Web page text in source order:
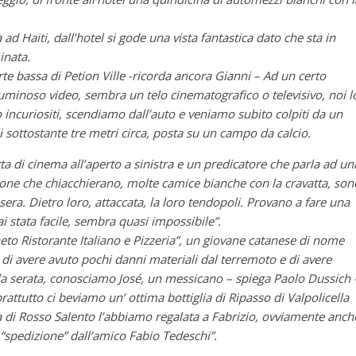
Haiti, dall’hotel si gode una vista fantastica dato che sta in
bassa di Petion Ville -ricorda ancora Gianni – Ad un certo
video, sembra un telo cinematografico o televisivo, noi
scendiamo dall’auto e veniamo subito colpiti da un
tre metri circa, posta su un campo da calcio.
di cinema all’aperto a sinistra e un predicatore che parla ad
che chiacchierano, molte camice bianche con la cravatta,
Dietro loro, attaccata, la loro tendopoli. Provano a fare una
facile, sembra quasi impossibile”.
Ristorante Italiano e Pizzeria”, un giovane catanese di nome
avere avuto pochi danni materiali dal terremoto e di avere
conosciamo José, un messicano – spiega Paolo Dussich
ci beviamo un’ ottima bottiglia di Ripasso di Valpolicella
Rosso Salento l’abbiamo regalata a Fabrizio, ovviamente
dall’amico Fabio Tedeschi”.